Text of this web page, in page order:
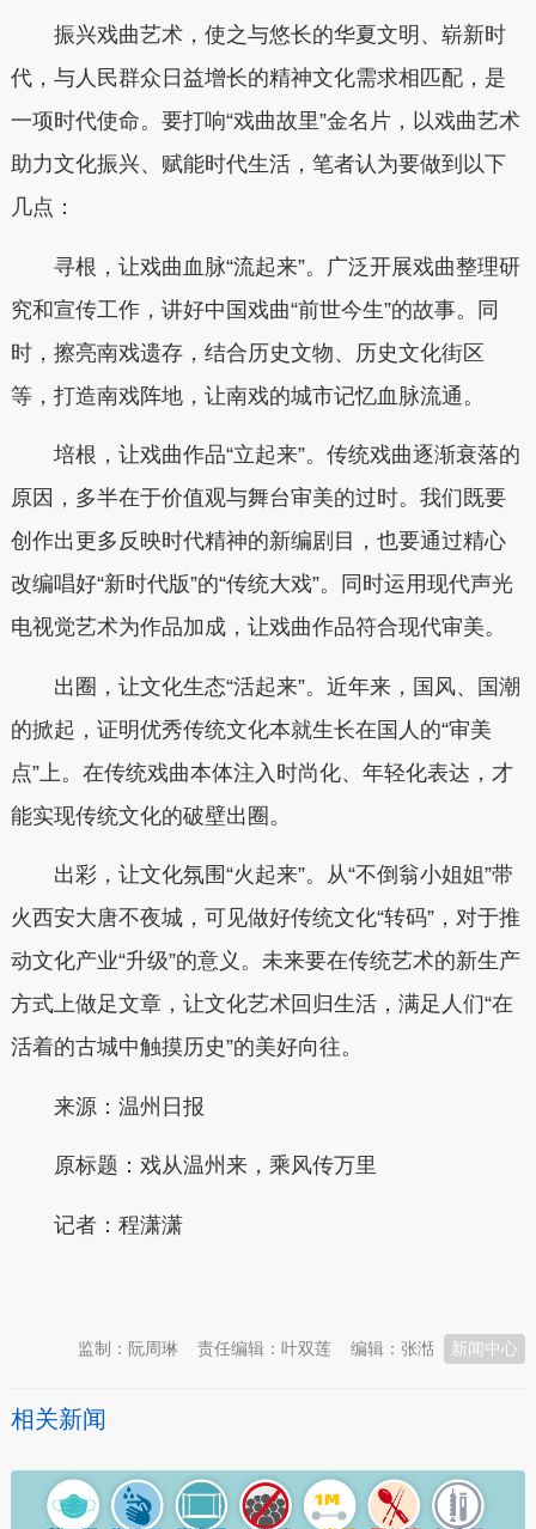
振兴戏曲艺术，使之与悠长的华夏文明、崭新时
代，与人民群众日益增长的精神文化需求相匹配，是
一项时代使命。要打响“戏曲故里”金名片，以戏曲艺术
助力文化振兴、赋能时代生活，笔者认为要做到以下
几点：
寻根，让戏曲血脉“流起来”。广泛开展戏曲整理研
究和宣传工作，讲好中国戏曲“前世今生”的故事。同
时，擦亮南戏遗存，结合历史文物、历史文化街区
等，打造南戏阵地，让南戏的城市记忆血脉流通。
培根，让戏曲作品“立起来”。传统戏曲逐渐衰落的
原因，多半在于价值观与舞台审美的过时。我们既要
创作出更多反映时代精神的新编剧目，也要通过精心
改编唱好“新时代版”的“传统大戏”。同时运用现代声光
电视觉艺术为作品加成，让戏曲作品符合现代审美。
出圈，让文化生态“活起来”。近年来，国风、国潮
的掀起，证明优秀传统文化本就生长在国人的“审美
点”上。在传统戏曲本体注入时尚化、年轻化表达，才
能实现传统文化的破壁出圈。
出彩，让文化氛围“火起来”。从“不倒翁小姐姐”带
火西安大唐不夜城，可见做好传统文化“转码”，对于推
动文化产业“升级”的意义。未来要在传统艺术的新生产
方式上做足文章，让文化艺术回归生活，满足人们“在
活着的古城中触摸历史”的美好向往。
来源：温州日报
原标题：戏从温州来，乘风传万里
记者：程潇潇
新闻中心
编辑：张湉
责任编辑：叶双莲
监制：阮周琳
相关新闻